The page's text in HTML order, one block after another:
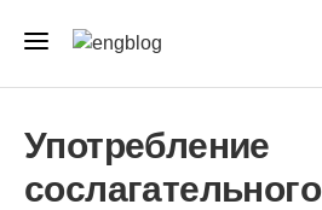
Употребление
сослагательного